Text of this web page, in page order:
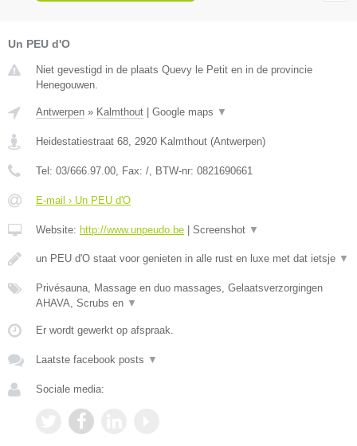
Un PEU d'O
Niet gevestigd in de plaats Quevy le Petit en in de provincie
Henegouwen.
Antwerpen » Kalmthout Google maps ▼
Heidestatiestraat 68, 2920 Kalmthout (Antwerpen)
Tel: 03/666.97.00, Fax: /, BTW-nr: 0821690661
E-mail › Un PEU d'O
Website: http://www.unpeudo.be Screenshot ▼
un PEU d'O staat voor genieten in alle rust en luxe met dat ietsje ▼
Privésauna, Massage en duo massages, Gelaatsverzorgingen
AHAVA, Scrubs en ▼
Er wordt gewerkt op afspraak.
Laatste facebook posts ▼
Sociale media: